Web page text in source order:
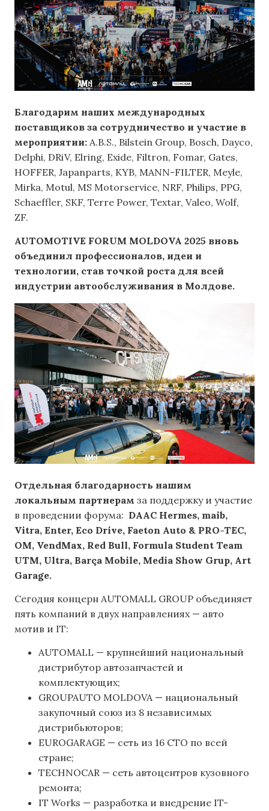
Благодарим наших международных
поставщиков за сотрудничество и участие в
мероприятии: A.B.S., Bilstein Group, Bosch, Dayco,
Delphi, DRiV, Elring, Exide, Filtron, Fomar, Gates,
HOFFER, Japanparts, KYB, MANN-FILTER, Meyle,
Mirka, Motul, MS Motorservice, NRF, Philips, PPG,
Schaeffler, SKF, Terre Power, Textar, Valeo, Wolf,
ZF.
AUTOMOTIVE FORUM MOLDOVA 2025 вновь
объединил профессионалов, идеи и
технологии, став точкой роста для всей
индустрии автообслуживания в Молдове.
Отдельная благодарность нашим
локальным партнерам за поддержку и участие
в проведении форума: DAAC Hermes, maib,
Vitra, Enter, Eco Drive, Faeton Auto & PRO-TEC,
OM, VendMax, Red Bull, Formula Student Team
UTM, Ultra, Barça Mobile, Media Show Grup, Art
Garage.
Сегодня концерн AUTOMALL GROUP объединяет
пять компаний в двух направлениях — авто
мотив и IT:
AUTOMALL — крупнейший национальный
дистрибутор автозапчастей и
комплектующих;
GROUPAUTO MOLDOVA — национальный
закупочный союз из 8 независимых
дистрибьюторов;
EUROGARAGE — сеть из 16 СТО по всей
стране;
TECHNOCAR — сеть автоцентров кузовного
ремонта;
IT Works — разработка и внедрение IT-